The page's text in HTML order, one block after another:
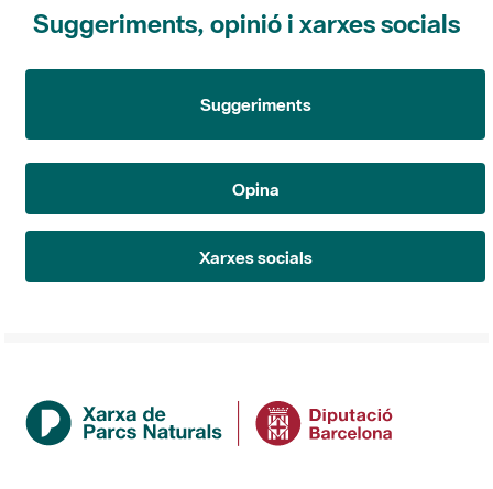
Suggeriments, opinió i xarxes socials
Suggeriments
Opina
Xarxes socials